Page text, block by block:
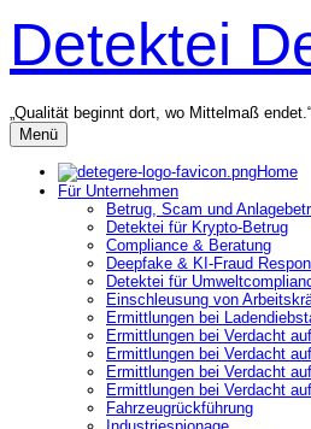
Inhalt
überspringen
Detektei
„Qualität beginnt dort, wo Mittelmaß endet.“
Menü
Home
Für Unternehmen
Betrug, Scam und
Detektei für Krypto-Betrug
Compliance & Beratung
Deepfake & KI-Fraud
Detektei für
Einschleusung von
Ermittlungen bei
Ermittlungen bei Verdacht
Ermittlungen bei Verdacht
Ermittlungen bei Verdacht
Ermittlungen bei Verdacht
Fahrzeugrückführung